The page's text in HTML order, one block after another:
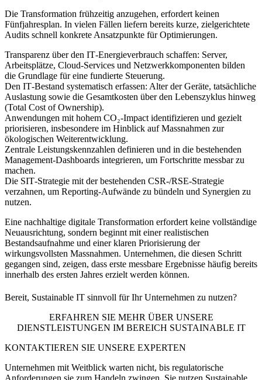
Die Transformation frühzeitig anzugehen, erfordert keinen
Fünfjahresplan. In vielen Fällen liefern bereits kurze, zielgerichtete
Audits schnell konkrete Ansatzpunkte für Optimierungen.
Transparenz über den IT‑Energieverbrauch schaffen: Server,
Arbeitsplätze, Cloud‑Services und Netzwerkkomponenten bilden
die Grundlage für eine fundierte Steuerung.
Den IT‑Bestand systematisch erfassen: Alter der Geräte, tatsächliche
Auslastung sowie die Gesamtkosten über den Lebenszyklus hinweg
(Total Cost of Ownership).
Anwendungen mit hohem CO₂‑Impact identifizieren und gezielt
priorisieren, insbesondere im Hinblick auf Massnahmen zur
ökologischen Weiterentwicklung.
Zentrale Leistungskennzahlen definieren und in die bestehenden
Management‑Dashboards integrieren, um Fortschritte messbar zu
machen.
Die SIT‑Strategie mit der bestehenden CSR‑/RSE‑Strategie
verzahnen, um Reporting‑Aufwände zu bündeln und Synergien zu
nutzen.
Eine nachhaltige digitale Transformation erfordert keine vollständige
Neuausrichtung, sondern beginnt mit einer realistischen
Bestandsaufnahme und einer klaren Priorisierung der
wirkungsvollsten Massnahmen. Unternehmen, die diesen Schritt
gegangen sind, zeigen, dass erste messbare Ergebnisse häufig bereits
innerhalb des ersten Jahres erzielt werden können.
Bereit, Sustainable IT sinnvoll für Ihr Unternehmen zu nutzen?
ERFAHREN SIE MEHR ÜBER UNSERE
DIENSTLEISTUNGEN IM BEREICH SUSTAINABLE IT
KONTAKTIEREN SIE UNSERE EXPERTEN
Unternehmen mit Weitblick warten nicht, bis regulatorische